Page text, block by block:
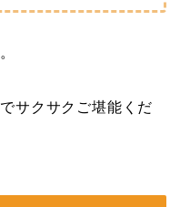
サクサクご堪能くだ